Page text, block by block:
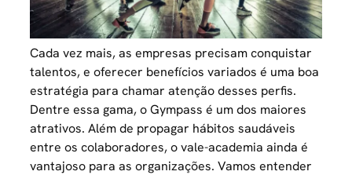
Cada vez mais, as empresas precisam conquistar
talentos, e oferecer benefícios variados é uma boa
estratégia para chamar atenção desses perfis.
Dentre essa gama, o Gympass é um dos maiores
atrativos. Além de propagar hábitos saudáveis
entre os colaboradores, o vale-academia ainda é
vantajoso para as organizações. Vamos entender